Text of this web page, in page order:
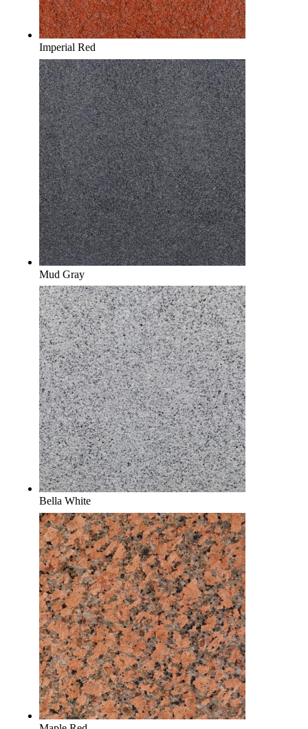
Imperial Red
Mud Gray
Bella White